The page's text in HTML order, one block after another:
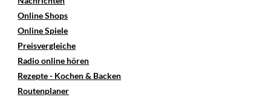
Online Shops
Online Spiele
Preisvergleiche
Radio online hören
Rezepte - Kochen & Backen
Routenplaner